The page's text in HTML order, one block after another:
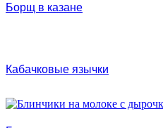
Борщ в казане
Кабачковые язычки